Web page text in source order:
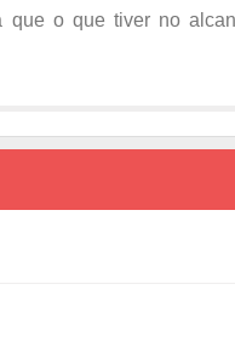
que o que tiver no